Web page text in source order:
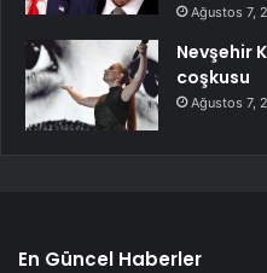
Ağustos 7,
Nevşehir
coşkusu
Ağustos 7,
En Güncel Haberler